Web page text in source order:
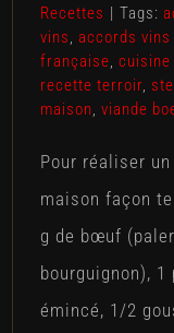
Recettes | Tags:
vins, accords vins
française,
recette terroir,
maison, viande
Pour réaliser
maison façon
g de bœuf
bourguignon),
émincé, 1/2